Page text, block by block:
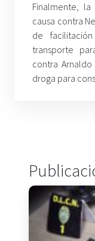
Finalmente,
causa contra
de
transporte
contra
droga para